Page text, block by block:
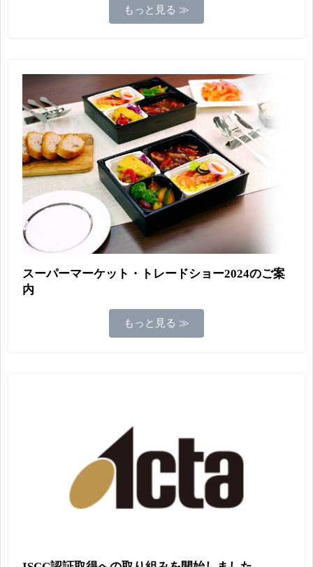
もっと見る ≫
スーパーマーケット・トレードショー2024のご案
内
もっと見る ≫